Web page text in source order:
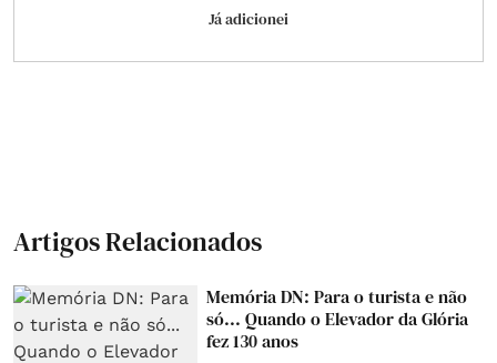
Já adicionei
Artigos Relacionados
Memória DN: Para o turista e não
só... Quando o Elevador da Glória
fez 130 anos